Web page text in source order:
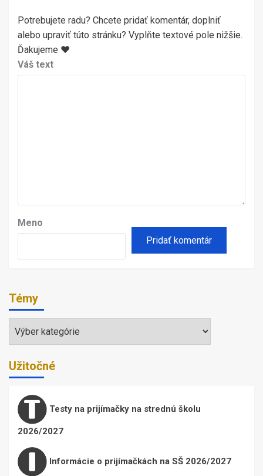
Potrebujete radu? Chcete pridať komentár, doplniť
alebo upraviť túto stránku? Vyplňte textové pole nižšie.
Ďakujeme ♥
Váš text
Meno
Témy
Témy
Užitočné
Testy na prijímačky na strednú školu
2026/2027
Informácie o prijímačkách na SŠ 2026/2027